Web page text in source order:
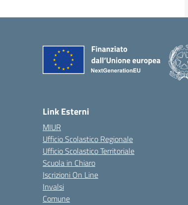
Link Esterni
MIUR
Ufficio Scolastico Regionale
Ufficio Scolastico Territoriale
Scuola in Chiaro
Iscrizioni On Line
Invalsi
Comune